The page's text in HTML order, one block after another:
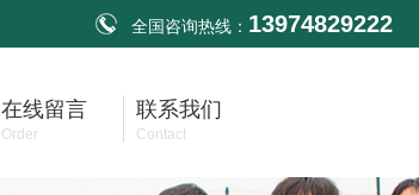
全国咨询热线： 13974829222
在线留言
Order
联系我们
Contact